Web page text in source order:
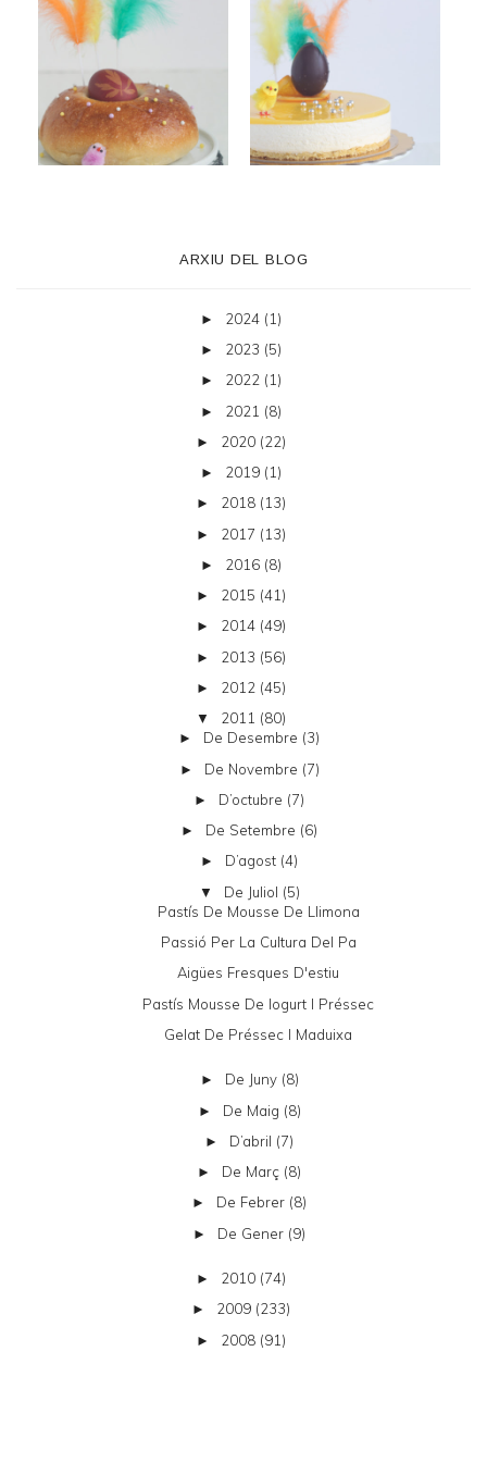
ARXIU DEL BLOG
► 2024 (1)
► 2023 (5)
► 2022 (1)
► 2021 (8)
► 2020 (22)
► 2019 (1)
► 2018 (13)
► 2017 (13)
► 2016 (8)
► 2015 (41)
► 2014 (49)
► 2013 (56)
► 2012 (45)
▼ 2011 (80)
► De Desembre (3)
► De Novembre (7)
► D’octubre (7)
► De Setembre (6)
► D’agost (4)
▼ De Juliol (5)
Pastís De Mousse De Llimona
Passió Per La Cultura Del Pa
Aigües Fresques D'estiu
Pastís Mousse De Iogurt I Préssec
Gelat De Préssec I Maduixa
► De Juny (8)
► De Maig (8)
► D’abril (7)
► De Març (8)
► De Febrer (8)
► De Gener (9)
► 2010 (74)
► 2009 (233)
► 2008 (91)